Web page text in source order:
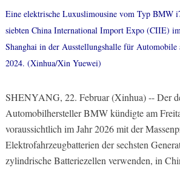
Eine elektrische Luxuslimousine vom Typ BMW
siebten China International Import Expo (CIIE)
Shanghai in der Ausstellungshalle für Automobile
2024. (Xinhua/Xin Yuewei)
SHENYANG, 22. Februar (Xinhua) -- Der
Automobilhersteller BMW kündigte am
voraussichtlich im Jahr 2026 mit der
Elektrofahrzeugbatterien der sechsten
zylindrische Batteriezellen verwenden, in